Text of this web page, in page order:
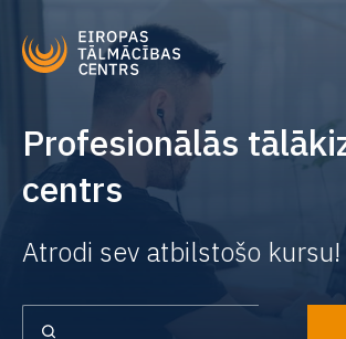
Profesionālās
centrs
Atrodi sev atbilstošo kursu!